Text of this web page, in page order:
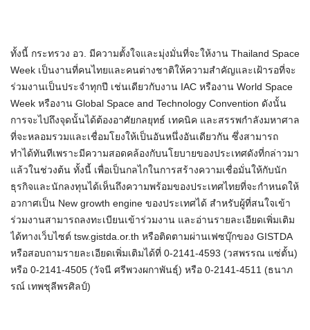
ทั้งนี้ กระทรวง อว. มีความตั้งใจและมุ่งมั่นที่จะให้งาน Thailand Space
Week เป็นงานที่คนไทยและคนต่างชาติให้ความสำคัญและเฝ้ารอที่จะ
ร่วมงานเป็นประจำทุกปี เช่นเดียวกับงาน IAC หรืองาน World Space
Week หรืองาน Global Space and Technology Convention ดังนั้น
การจะไปถึงจุดนั้นได้ต้องอาศัยกลยุทธ์ เทคนิค และสรรพกำลังมหาศาล
ที่จะหลอมรวมและเชื่อมโยงให้เป็นอันหนึ่งอันเดียวกัน ซึ่งสามารถ
ทำได้ทันทีเพราะมีความสอดคล้องกับนโยบายของประเทศดังที่กล่าวมา
แล้วในช่วงต้น ทั้งนี้ เพื่อเป็นกลไกในการสร้างความเชื่อมั่นให้กับนัก
ธุรกิจและนักลงทุนได้เห็นถึงความพร้อมของประเทศไทยที่จะกำหนดให้
อวกาศเป็น New growth engine ของประเทศได้ สำหรับผู้ที่สนใจเข้า
ร่วมงานสามารถลงทะเบียนเข้าร่วมงาน และอ่านรายละเอียดเพิ่มเติม
ได้ทางเว็บไซต์ tsw.gistda.or.th หรือติดตามผ่านเฟซบุ๊กของ GISTDA
หรือสอบถามรายละเอียดเพิ่มเติมได้ที่ 0-2141-4593 (วสพรรณ แซ่ตั้น)
หรือ 0-2141-4505 (วัจนี ศรีพวงผกาพันธุ์) หรือ 0-2141-4511 (ธนาภ
รณ์ เทพชุลีพรศิลป์)